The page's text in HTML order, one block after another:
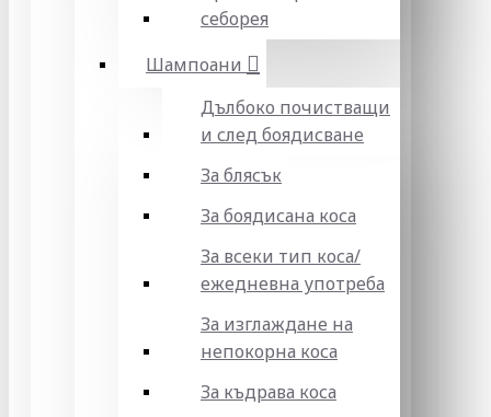
себорея
Шампоани
Дълбоко почистващи
и след боядисване
За блясък
За боядисана коса
За всеки тип коса/
ежедневна употреба
За изглаждане на
непокорна коса
За къдрава коса